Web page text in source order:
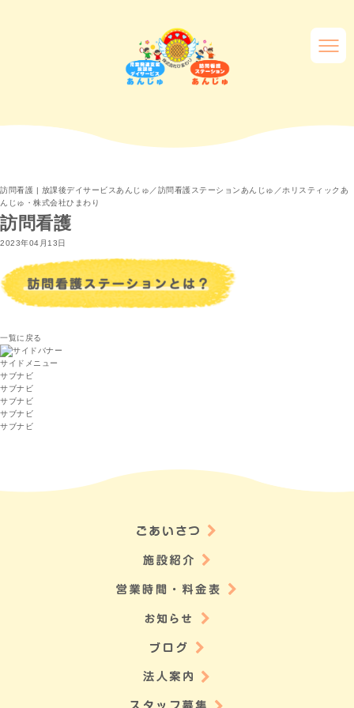
訪問看護 | 放課後デイサービスあんじゅ／訪問看護ステーションあんじゅ／ホリスティックあ
んじゅ・株式会社ひまわり
訪問看護
2023年04月13日
一覧に戻る
サイドメニュー
サブナビ
サブナビ
サブナビ
サブナビ
サブナビ